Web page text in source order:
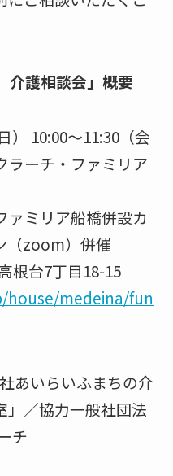
介護相談会」概要
） 10:00〜11:30（会
ラーチ・ファミリア
ァミリア船橋併設カ
（zoom）併催
根台7丁目18-15
house/medeina/fun
あいらいふまちの介
」／協⼒一般社団法
チ